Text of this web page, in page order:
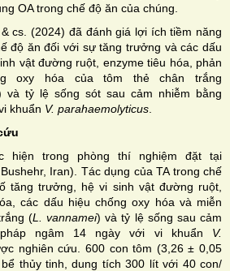
OA trong chế độ ăn của chúng.
cs. (2024) đã đánh giá lợi ích tiềm năng
độ ăn đối với sự tăng trưởng và các dấu
vật đường ruột, enzyme tiêu hóa, phản
oxy hóa của tôm thẻ chân trắng
và tỷ lệ sống sót sau cảm nhiễm bằng
khuẩn V. parahaemolyticus
hiện trong phòng thí nghiệm đặt tại
Iran). Tác dụng của TA trong chế
tăng trưởng, hệ vi sinh vật đường ruột,
các dấu hiệu chống oxy hóa và miễn
(L. vannamei) và tỷ lệ sống sau cảm
ngâm 14 ngày với vi khuẩn V.
nghiên cứu. 600 con tôm (3,26 ± 0,05
thủy tinh, dung tích 300 lít với 40 con/